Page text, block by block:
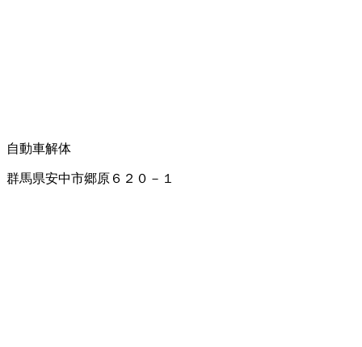
自動車解体
群馬県安中市郷原６２０－１